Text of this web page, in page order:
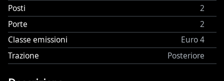
Posti
2
Porte
2
Classe emissioni
Euro 4
Trazione
Posteriore